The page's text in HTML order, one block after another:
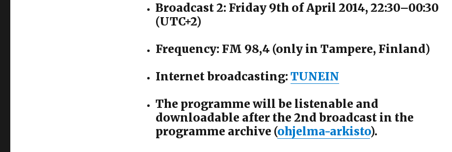
Broadcast 2: Friday 9th of April 2014, 22:30–00:30
(UTC+2)
Frequency: FM 98,4 (only in Tampere, Finland)
Internet broadcasting: TUNEIN
The programme will be listenable and
downloadable after the 2nd broadcast in the
programme archive (ohjelma-arkisto).